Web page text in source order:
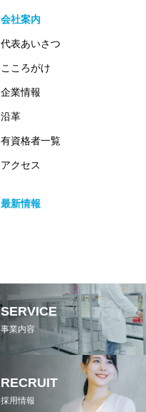
会社案内
代表あいさつ
こころがけ
企業情報
沿革
有資格者一覧
アクセス
最新情報
SERVICE
事業内容
RECRUIT
採用情報